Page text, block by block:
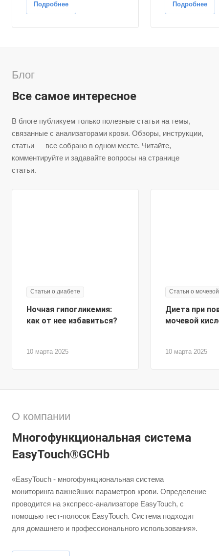
Подробнее Подробнее
Блог
Все самое интересное
В блоге публикуем только полезные статьи на темы,
связанные с анализаторами крови. Обзоры, инструкции,
статьи — все собрано в одном месте. Читайте,
комментируйте и задавайте вопросы на странице
статьи.
Статьи о диабете
10 марта 2025
Ночная гипогликемия:
как от нее избавиться?
Статьи о
10 марта 2025
Диета при
мочевой
О компании
Многофункциональная система
EasyTouch®GCHb
«EasyTouch - многофункциональная система
мониторинга важнейших параметров крови. Определение
проводится на экспресс-анализаторе EasyTouch, с
помощью тест-полосок EasyTouch. Система подходит
для домашнего и профессионального использования».